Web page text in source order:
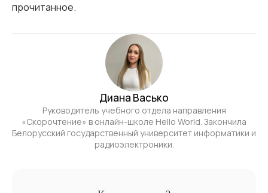
прочитанное.
Диана Васько
Руководитель учебного отдела направления
«Скорочтение» в онлайн-школе Hello World. Закончила
Белорусский государственный университет информатики и
радиоэлектроники.